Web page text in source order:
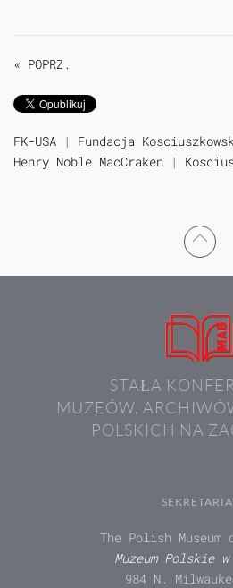
« POPRZ.
FK-USA | Fundacja
Henry Noble MacCraken |
STAŁA
MUZEÓW,
POLSKICH NA
The Polish Museum
Muzeum Polskie w
984 N.